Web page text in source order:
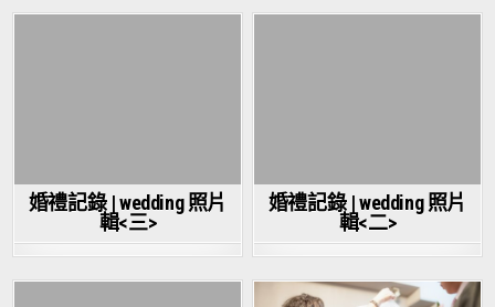
婚禮記錄 | wedding 照片
輯<三>
婚禮記錄 | wedding 照片
輯<二>